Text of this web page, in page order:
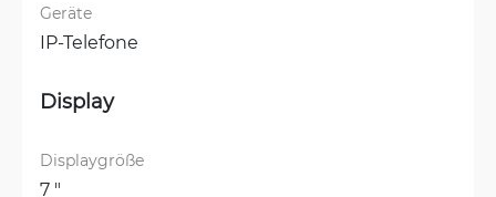
Geräte
IP-Telefone
Display
Displaygröße
7 "